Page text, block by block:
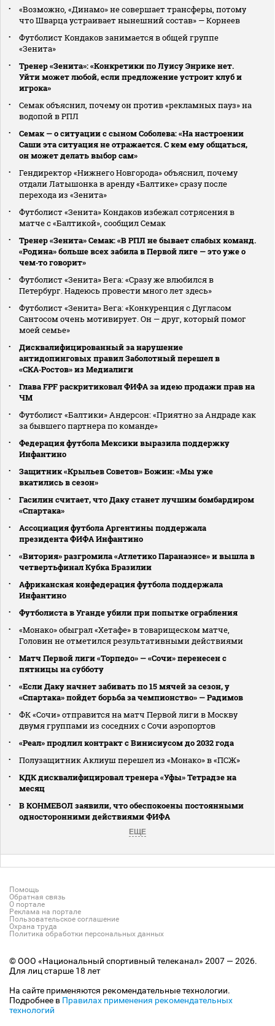
«Возможно, «Динамо» не совершает трансферы, потому
что Шварца устраивает нынешний состав» — Корнеев
Футболист Кондаков занимается в общей группе
«Зенита»
Тренер «Зенита»: «Конкретики по Луису Энрике нет.
Уйти может любой, если предложение устроит клуб и
игрока»
Семак объяснил, почему он против «рекламных пауз» на
водопой в РПЛ
Семак — о ситуации с сыном Соболева: «На настроении
Саши эта ситуация не отражается. С кем ему общаться,
он может делать выбор сам»
Гендиректор «Нижнего Новгорода» объяснил, почему
отдали Латышонка в аренду «Балтике» сразу после
перехода из «Зенита»
Футболист «Зенита» Кондаков избежал сотрясения в
матче с «Балтикой», сообщил Семак
Тренер «Зенита» Семак: «В РПЛ не бывает слабых команд.
«Родина» больше всех забила в Первой лиге — это уже о
чем‑то говорит»
Футболист «Зенита» Вега: «Сразу же влюбился в
Петербург. Надеюсь провести много лет здесь»
Футболист «Зенита» Вега: «Конкуренция с Дугласом
Сантосом очень мотивирует. Он — друг, который помог
моей семье»
Дисквалифицированный за нарушение
антидопинговых правил Заболотный перешел в
«СКА‑Ростов» из Медиалиги
Глава FPF раскритиковал ФИФА за идею продажи прав на
ЧМ
Футболист «Балтики» Андерсон: «Приятно за Андраде как
за бывшего партнера по команде»
Федерация футбола Мексики выразила поддержку
Инфантино
Защитник «Крыльев Советов» Божин: «Мы уже
вкатились в сезон»
Гасилин считает, что Даку станет лучшим бомбардиром
«Спартака»
Ассоциация футбола Аргентины поддержала
президента ФИФА Инфантино
«Витория» разгромила «Атлетико Паранаэнсе» и вышла в
четвертьфинал Кубка Бразилии
Африканская конфедерация футбола поддержала
Инфантино
Футболиста в Уганде убили при попытке ограбления
«Монако» обыграл «Хетафе» в товарищеском матче,
Головин не отметился результативными действиями
Матч Первой лиги «Торпедо» — «Сочи» перенесен с
пятницы на субботу
«Если Даку начнет забивать по 15 мячей за сезон, у
«Спартака» пойдет борьба за чемпионство» — Радимов
ФК «Сочи» отправится на матч Первой лиги в Москву
двумя группами из соседних с Сочи аэропортов
«Реал» продлил контракт с Винисиусом до 2032 года
Полузащитник Аклиуш перешел из «Монако» в «ПСЖ»
КДК дисквалифицировал тренера «Уфы» Тетрадзе на
месяц
В КОНМЕБОЛ заявили, что обеспокоены постоянными
односторонними действиями ФИФА
ЕЩЕ
Помощь
Обратная связь
О портале
Реклама на портале
Пользовательское соглашение
Охрана труда
Политика обработки персональных данных
© ООО «Национальный спортивный телеканал» 2007 — 2026.
Для лиц старше 18 лет
На сайте применяются рекомендательные технологии.
Подробнее в Правилах применения рекомендательных
технологий